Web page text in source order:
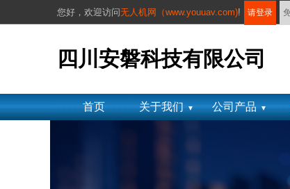
您好， 欢迎访问无人机网（www.youuav.com)! 请登录
四川安磐科技有限公司
首页 关于我们 ▼ 公司产品 ▼